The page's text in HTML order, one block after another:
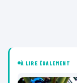
À LIRE ÉGALEMENT